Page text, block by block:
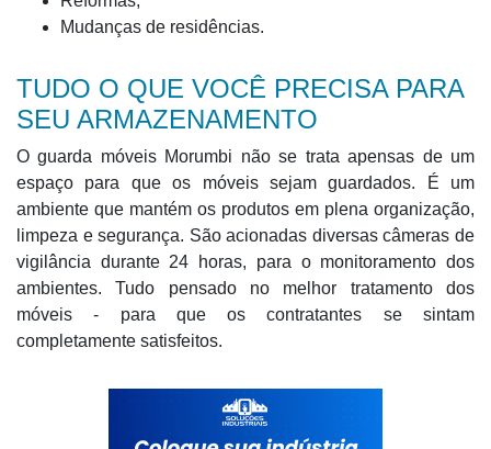
Mudanças de residências.
TUDO O QUE VOCÊ PRECISA PARA
SEU ARMAZENAMENTO
O guarda móveis Morumbi não se trata apensas de um
espaço para que os móveis sejam guardados. É um
ambiente que mantém os produtos em plena organização,
limpeza e segurança. São acionadas diversas câmeras de
vigilância durante 24 horas, para o monitoramento dos
ambientes. Tudo pensado no melhor tratamento dos
móveis - para que os contratantes se sintam
completamente satisfeitos.